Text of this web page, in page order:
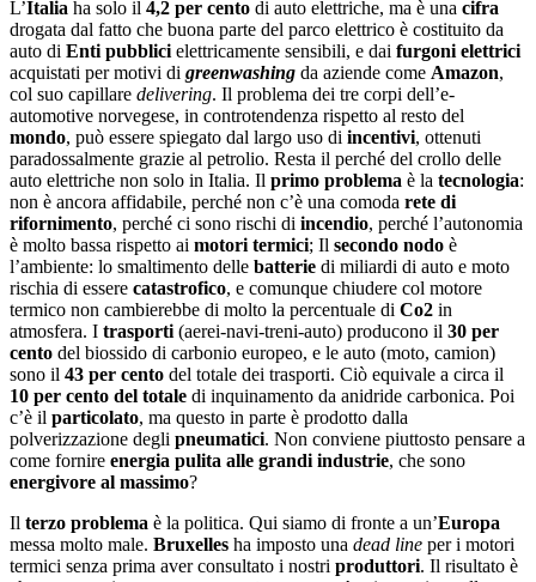
L’Italia ha solo il 4,2 per cento di auto elettriche, ma è una cifra
drogata dal fatto che buona parte del parco elettrico è costituito da
auto di Enti pubblici elettricamente sensibili, e dai furgoni elettrici
acquistati per motivi di greenwashing da aziende come Amazon,
col suo capillare delivering. Il problema dei tre corpi dell’e-
automotive norvegese, in controtendenza rispetto al resto del
mondo, può essere spiegato dal largo uso di incentivi, ottenuti
paradossalmente grazie al petrolio. Resta il perché del crollo delle
auto elettriche non solo in Italia. Il primo problema è la tecnologia:
non è ancora affidabile, perché non c’è una comoda rete di
rifornimento, perché ci sono rischi di incendio, perché l’autonomia
è molto bassa rispetto ai motori termici; Il secondo nodo è
l’ambiente: lo smaltimento delle batterie di miliardi di auto e moto
rischia di essere catastrofico, e comunque chiudere col motore
termico non cambierebbe di molto la percentuale di Co2 in
atmosfera. I trasporti (aerei-navi-treni-auto) producono il 30 per
cento del biossido di carbonio europeo, e le auto (moto, camion)
sono il 43 per cento del totale dei trasporti. Ciò equivale a circa il
10 per cento del totale di inquinamento da anidride carbonica. Poi
c’è il particolato, ma questo in parte è prodotto dalla
polverizzazione degli pneumatici. Non conviene piuttosto pensare a
come fornire energia pulita alle grandi industrie, che sono
energivore al massimo?
Il terzo problema è la politica. Qui siamo di fronte a un’Europa
messa molto male. Bruxelles ha imposto una dead line per i motori
termici senza prima aver consultato i nostri produttori. Il risultato è